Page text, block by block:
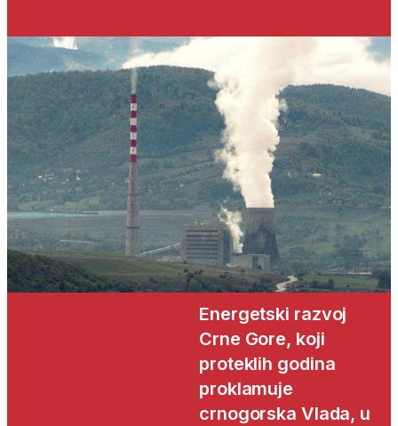
Energetski razvoj
Crne Gore, koji
proteklih godina
proklamuje
crnogorska Vlada, u